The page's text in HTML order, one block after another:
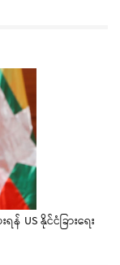
US နိုင်ငံခြားရေး